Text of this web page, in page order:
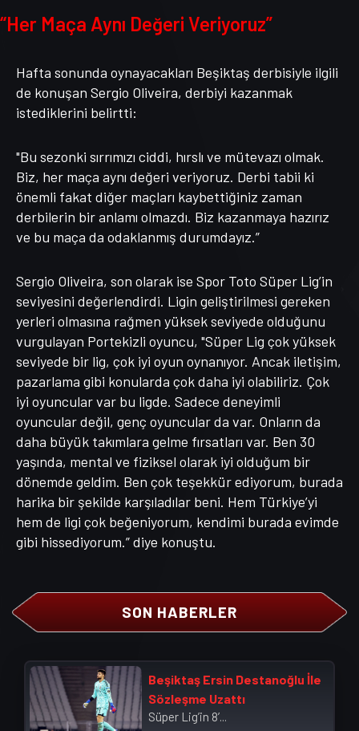
“Her Maça Aynı Değeri Veriyoruz”
Hafta sonunda oynayacakları Beşiktaş derbisiyle ilgili
de konuşan Sergio Oliveira, derbiyi kazanmak
istediklerini belirtti:
"Bu sezonki sırrımızı ciddi, hırslı ve mütevazı olmak.
Biz, her maça aynı değeri veriyoruz. Derbi tabii ki
önemli fakat diğer maçları kaybettiğiniz zaman
derbilerin bir anlamı olmazdı. Biz kazanmaya hazırız
ve bu maça da odaklanmış durumdayız.”
Sergio Oliveira, son olarak ise Spor Toto Süper Lig’in
seviyesini değerlendirdi. Ligin geliştirilmesi gereken
yerleri olmasına rağmen yüksek seviyede olduğunu
vurgulayan Portekizli oyuncu, "Süper Lig çok yüksek
seviyede bir lig, çok iyi oyun oynanıyor. Ancak iletişim,
pazarlama gibi konularda çok daha iyi olabiliriz. Çok
iyi oyuncular var bu ligde. Sadece deneyimli
oyuncular değil, genç oyuncular da var. Onların da
daha büyük takımlara gelme fırsatları var. Ben 30
yaşında, mental ve fiziksel olarak iyi olduğum bir
dönemde geldim. Ben çok teşekkür ediyorum, burada
harika bir şekilde karşıladılar beni. Hem Türkiye’yi
hem de ligi çok beğeniyorum, kendimi burada evimde
gibi hissediyorum.” diye konuştu.
SON HABERLER
Beşiktaş Ersin Destanoğlu İle
Sözleşme Uzattı
Süper Lig’in 8’...